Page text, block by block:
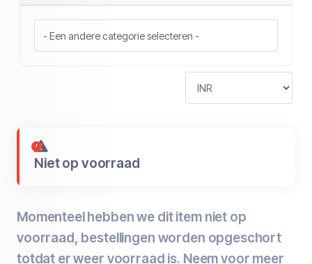
Niet op voorraad
Momenteel hebben we dit item niet op
voorraad, bestellingen worden opgeschort
totdat er weer voorraad is. Neem voor meer